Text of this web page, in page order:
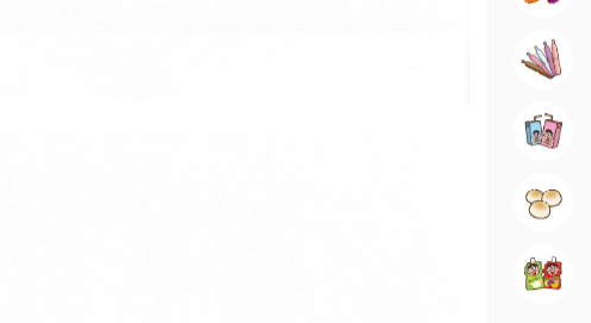
冰品類
乳飲品
休閒食品
飲品